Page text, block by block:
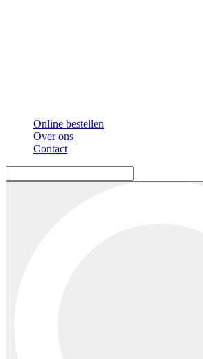
Online bestellen
Over ons
Contact